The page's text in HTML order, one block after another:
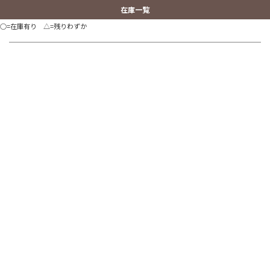
在庫一覧
○=在庫有り △=残りわずか